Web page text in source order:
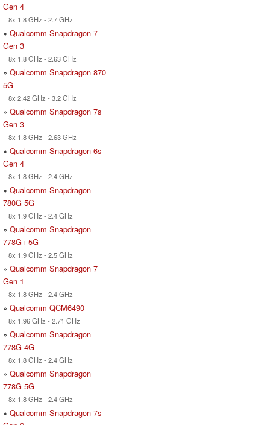
Gen 4
8x 1.8 GHz - 2.7 GHz
» Qualcomm Snapdragon 7
Gen 3
8x 1.8 GHz - 2.63 GHz
» Qualcomm Snapdragon 870
5G
8x 2.42 GHz - 3.2 GHz
» Qualcomm Snapdragon 7s
Gen 3
8x 1.8 GHz - 2.63 GHz
» Qualcomm Snapdragon 6s
Gen 4
8x 1.8 GHz - 2.4 GHz
» Qualcomm Snapdragon
780G 5G
8x 1.9 GHz - 2.4 GHz
» Qualcomm Snapdragon
778G+ 5G
8x 1.9 GHz - 2.5 GHz
» Qualcomm Snapdragon 7
Gen 1
8x 1.8 GHz - 2.4 GHz
» Qualcomm QCM6490
8x 1.96 GHz - 2.71 GHz
» Qualcomm Snapdragon
778G 4G
8x 1.8 GHz - 2.4 GHz
» Qualcomm Snapdragon
778G 5G
8x 1.8 GHz - 2.4 GHz
» Qualcomm Snapdragon 7s